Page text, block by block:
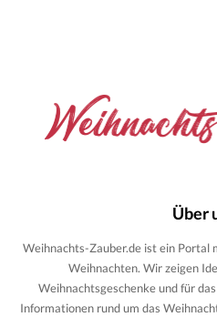
Über
Weihnachts-Zauber.de ist ein Portal
Weihnachten. Wir zeigen
Weihnachtsgeschenke und für
Informationen rund um das